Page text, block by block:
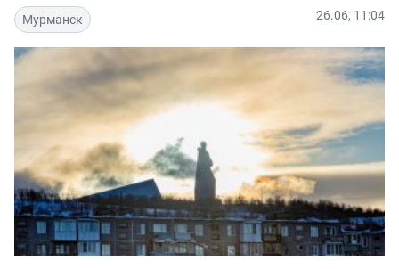
Мурманск 26.06, 11:04